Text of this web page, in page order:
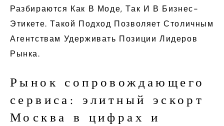
Разбираются Как В Моде, Так И В Бизнес-
Этикете. Такой Подход Позволяет Столичным
Агентствам Удерживать Позиции Лидеров
Рынка.
Рынок сопровождающего
сервиса: элитный эскорт
Москва в цифрах и